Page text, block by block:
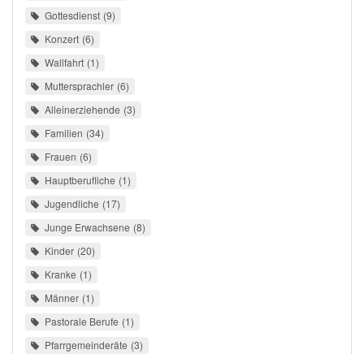
Gottesdienst 9
Konzert 6
Wallfahrt 1
Muttersprachler 6
Alleinerziehende 3
Familien 34
Frauen 6
Hauptberufliche 1
Jugendliche 17
Junge Erwachsene 8
Kinder 20
Kranke 1
Männer 1
Pastorale Berufe 1
Pfarrgemeinderäte 3